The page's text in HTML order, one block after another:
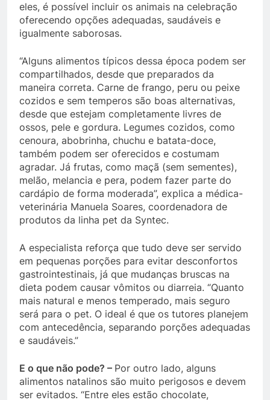
eles, é possível incluir os animais na celebração
oferecendo opções adequadas, saudáveis e
igualmente saborosas.
“Alguns alimentos típicos dessa época podem ser
compartilhados, desde que preparados da
maneira correta. Carne de frango, peru ou peixe
cozidos e sem temperos são boas alternativas,
desde que estejam completamente livres de
ossos, pele e gordura. Legumes cozidos, como
cenoura, abobrinha, chuchu e batata-doce,
também podem ser oferecidos e costumam
agradar. Já frutas, como maçã (sem sementes),
melão, melancia e pera, podem fazer parte do
cardápio de forma moderada”, explica a médica-
veterinária Manuela Soares, coordenadora de
produtos da linha pet da Syntec.
A especialista reforça que tudo deve ser servido
em pequenas porções para evitar desconfortos
gastrointestinais, já que mudanças bruscas na
dieta podem causar vômitos ou diarreia. “Quanto
mais natural e menos temperado, mais seguro
será para o pet. O ideal é que os tutores planejem
com antecedência, separando porções adequadas
e saudáveis.”
E o que não pode? – Por outro lado, alguns
alimentos natalinos são muito perigosos e devem
ser evitados. “Entre eles estão chocolate,